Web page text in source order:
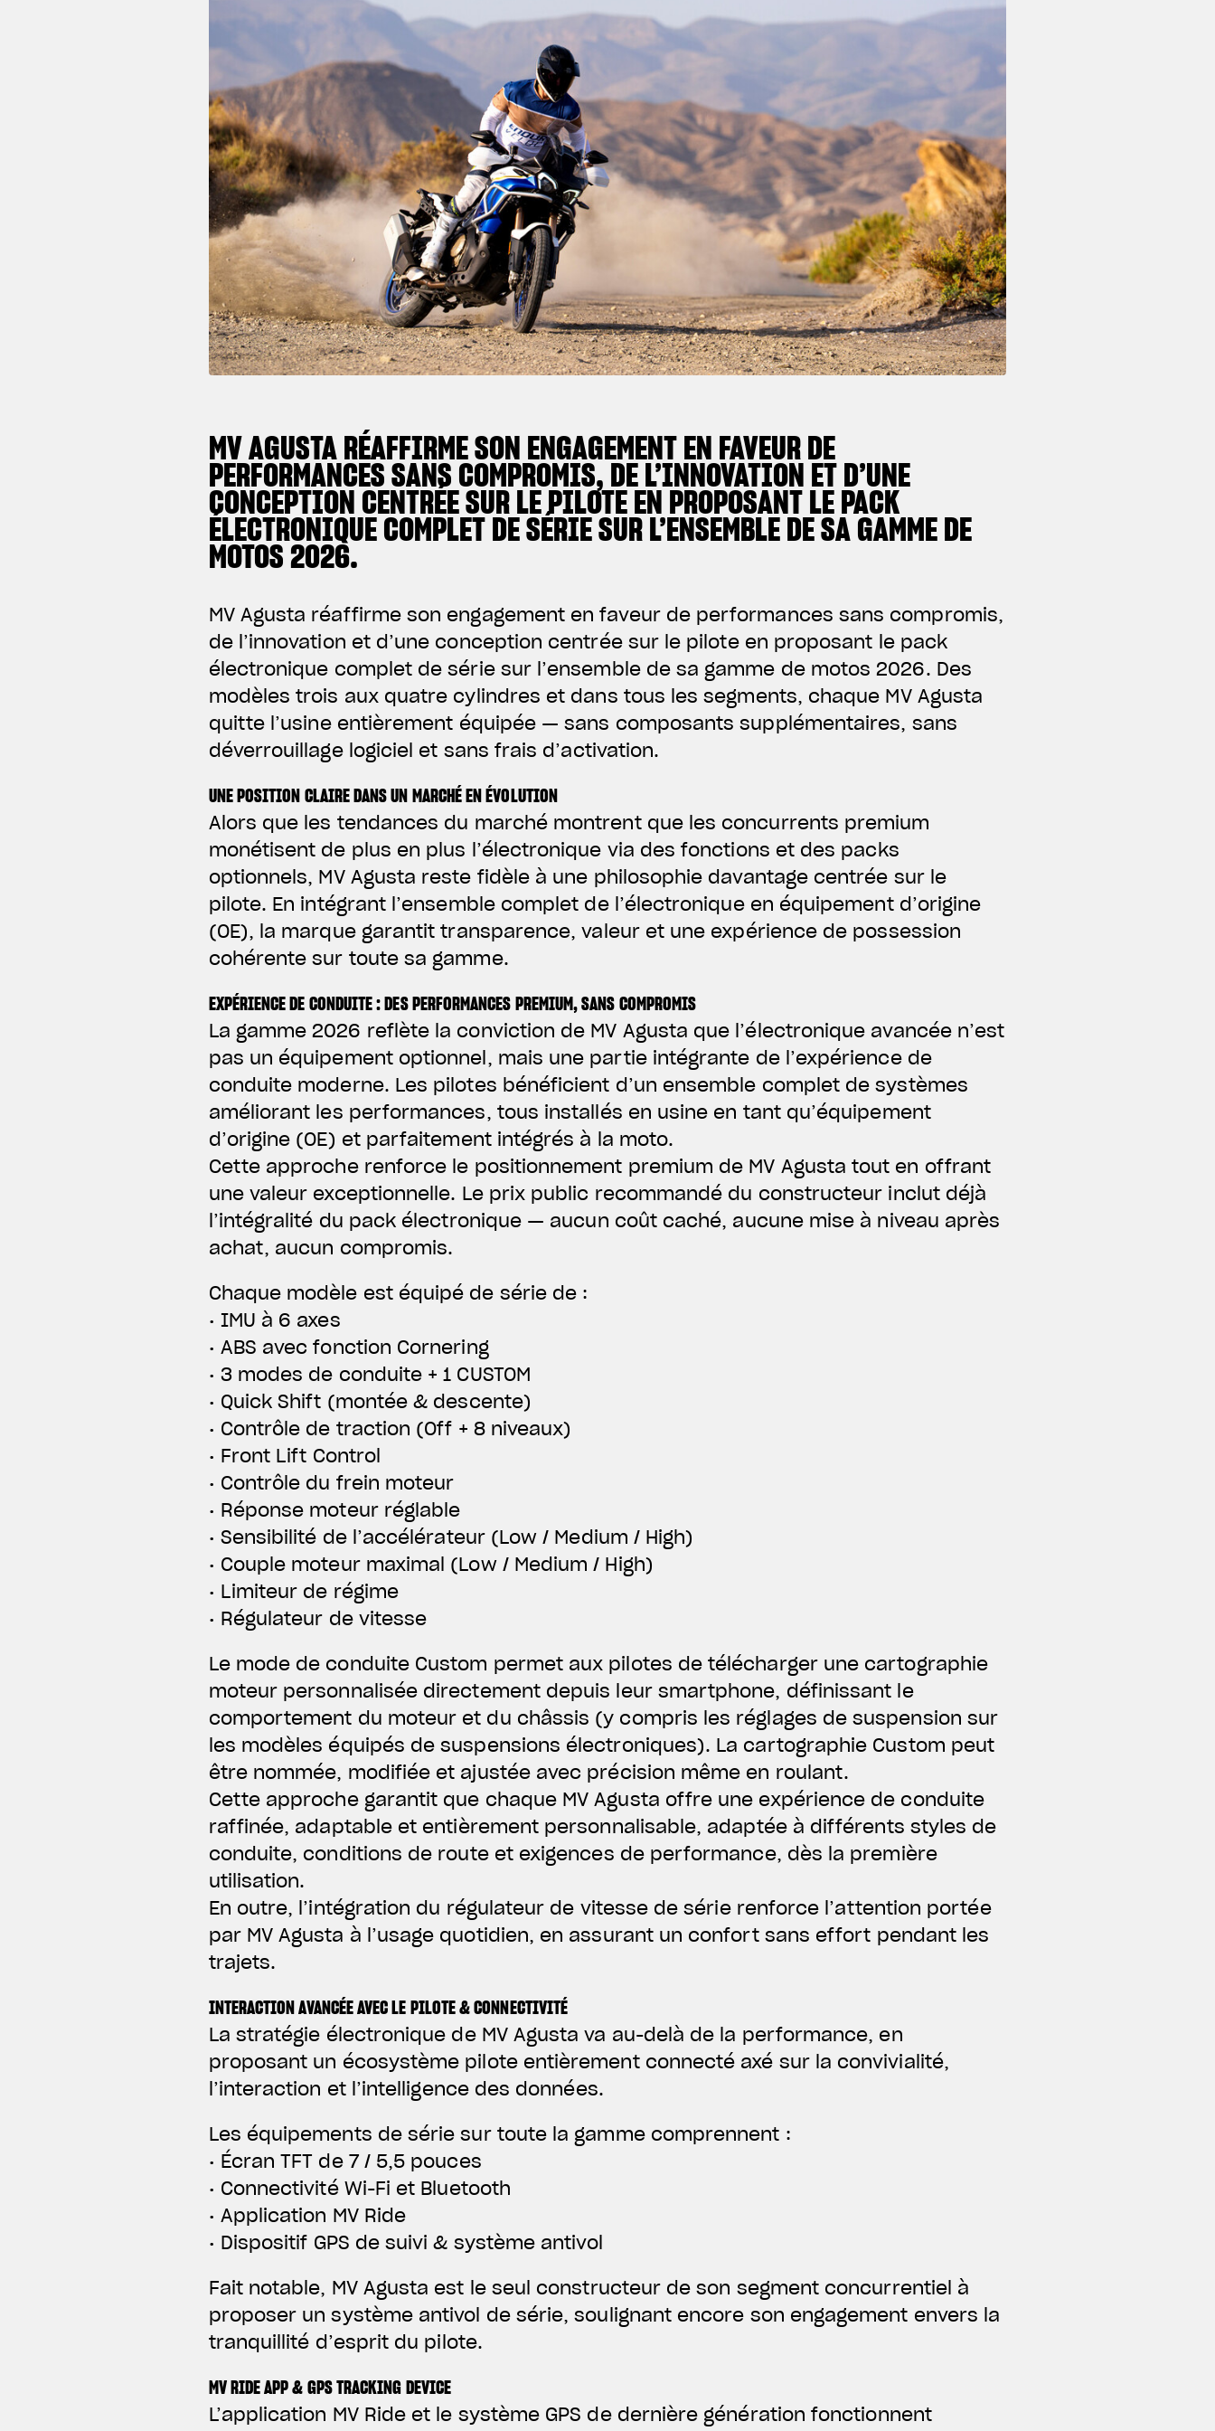
MV AGUSTA RÉAFFIRME SON ENGAGEMENT EN FAVEUR DE
PERFORMANCES SANS COMPROMIS, DE L’INNOVATION ET D’UNE
CONCEPTION CENTRÉE SUR LE PILOTE EN PROPOSANT LE PACK
ÉLECTRONIQUE COMPLET DE SÉRIE SUR L’ENSEMBLE DE SA GAMME DE
MOTOS 2026.
MV Agusta réaffirme son engagement en faveur de performances sans compromis,
de l’innovation et d’une conception centrée sur le pilote en proposant le pack
électronique complet de série sur l’ensemble de sa gamme de motos 2026. Des
modèles trois aux quatre cylindres et dans tous les segments, chaque MV Agusta
quitte l’usine entièrement équipée — sans composants supplémentaires, sans
déverrouillage logiciel et sans frais d’activation.
UNE POSITION CLAIRE DANS UN MARCHÉ EN ÉVOLUTION
Alors que les tendances du marché montrent que les concurrents premium
monétisent de plus en plus l’électronique via des fonctions et des packs
optionnels, MV Agusta reste fidèle à une philosophie davantage centrée sur le
pilote. En intégrant l’ensemble complet de l’électronique en équipement d’origine
(OE), la marque garantit transparence, valeur et une expérience de possession
cohérente sur toute sa gamme.
EXPÉRIENCE DE CONDUITE : DES PERFORMANCES PREMIUM, SANS COMPROMIS
La gamme 2026 reflète la conviction de MV Agusta que l’électronique avancée n’est
pas un équipement optionnel, mais une partie intégrante de l’expérience de
conduite moderne. Les pilotes bénéficient d’un ensemble complet de systèmes
améliorant les performances, tous installés en usine en tant qu’équipement
d’origine (OE) et parfaitement intégrés à la moto.
Cette approche renforce le positionnement premium de MV Agusta tout en offrant
une valeur exceptionnelle. Le prix public recommandé du constructeur inclut déjà
l’intégralité du pack électronique — aucun coût caché, aucune mise à niveau après
achat, aucun compromis.
Chaque modèle est équipé de série de :
• IMU à 6 axes
• ABS avec fonction Cornering
• 3 modes de conduite + 1 CUSTOM
• Quick Shift (montée & descente)
• Contrôle de traction (Off + 8 niveaux)
• Front Lift Control
• Contrôle du frein moteur
• Réponse moteur réglable
• Sensibilité de l’accélérateur (Low / Medium / High)
• Couple moteur maximal (Low / Medium / High)
• Limiteur de régime
• Régulateur de vitesse
Le mode de conduite Custom permet aux pilotes de télécharger une cartographie
moteur personnalisée directement depuis leur smartphone, définissant le
comportement du moteur et du châssis (y compris les réglages de suspension sur
les modèles équipés de suspensions électroniques). La cartographie Custom peut
être nommée, modifiée et ajustée avec précision même en roulant.
Cette approche garantit que chaque MV Agusta offre une expérience de conduite
raffinée, adaptable et entièrement personnalisable, adaptée à différents styles de
conduite, conditions de route et exigences de performance, dès la première
utilisation.
En outre, l’intégration du régulateur de vitesse de série renforce l’attention portée
par MV Agusta à l’usage quotidien, en assurant un confort sans effort pendant les
trajets.
INTERACTION AVANCÉE AVEC LE PILOTE & CONNECTIVITÉ
La stratégie électronique de MV Agusta va au-delà de la performance, en
proposant un écosystème pilote entièrement connecté axé sur la convivialité,
l’interaction et l’intelligence des données.
Les équipements de série sur toute la gamme comprennent :
• Écran TFT de 7 / 5,5 pouces
• Connectivité Wi-Fi et Bluetooth
• Application MV Ride
• Dispositif GPS de suivi & système antivol
Fait notable, MV Agusta est le seul constructeur de son segment concurrentiel à
proposer un système antivol de série, soulignant encore son engagement envers la
tranquillité d’esprit du pilote.
MV RIDE APP & GPS TRACKING DEVICE
L’application MV Ride et le système GPS de dernière génération fonctionnent